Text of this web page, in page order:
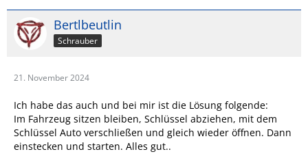
Bertlbeutlin
Schrauber
21. November 2024
Ich habe das auch und bei mir ist die Lösung folgende:
Im Fahrzeug sitzen bleiben, Schlüssel abziehen, mit dem
Schlüssel Auto verschließen und gleich wieder öffnen. Dann
einstecken und starten. Alles gut..